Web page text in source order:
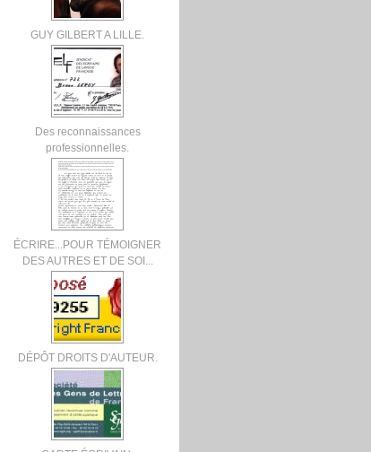
GUY GILBERT A LILLE.
Des reconnaissances
professionnelles.
ÉCRIRE...POUR TÉMOIGNER
DES AUTRES ET DE SOI...
DÉPÔT DROITS D'AUTEUR.